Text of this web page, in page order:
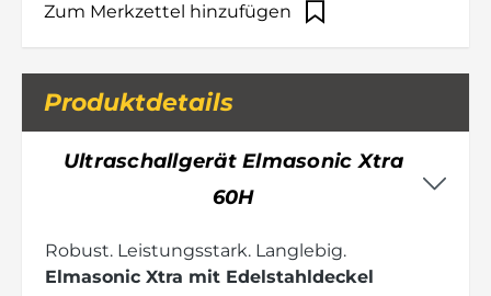
Zum Merkzettel hinzufügen
Produktdetails
Ultraschallgerät Elmasonic Xtra
60H
Robust. Leistungsstark. Langlebig.
Elmasonic Xtra mit Edelstahldeckel